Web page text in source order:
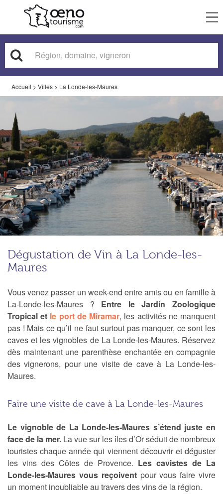
Accueil > Villes > La Londe-les-Maures
Dégustation de Vin à La Londe-les-
Maures
Vous venez passer un week-end entre amis ou en famille à
La-Londe-les-Maures ? Entre le Jardin Zoologique
Tropical et le port de Miramar, les activités ne manquent
pas ! Mais ce qu’il ne faut surtout pas manquer, ce sont les
caves et les vignobles de La Londe-les-Maures. Réservez
dès maintenant une parenthèse enchantée en compagnie
des vignerons, pour une visite de cave à La Londe-les-
Maures.
Faire une visite de cave à La Londe-les-Maures
Le vignoble de La Londe-les-Maures s’étend juste en
face de la mer. La vue sur les îles d’Or séduit de nombreux
touristes chaque année qui viennent découvrir et déguster
les vins des Côtes de Provence. Les cavistes de La
Londe-les-Maures vous reçoiventpour vous faire vivre
un moment inoubliable au travers des vins de la région.